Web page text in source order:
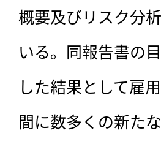
概要及びリスク分
いる。同報告書の
した結果として雇
間に数多くの新た